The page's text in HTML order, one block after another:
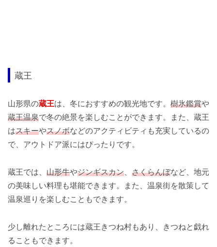
蔵王
山形県の蔵王は、冬におすすめの観光地です。 樹氷鑑賞や
蔵王温泉で冬の絶景を楽しむことができます。また、蔵王
はスキーやスノボなどのアクティビティも充実しているの
で、アウトドア派にはぴったりです。
蔵王では、 山形牛やジンギスカン さくらんぼなど、地元
の美味しい料理も堪能できます。また、温泉街を散策して
温泉巡りを楽しむこともできます。
少し離れたところには蔵王きつね村もあり、きつねと戯れ
ることもできます。